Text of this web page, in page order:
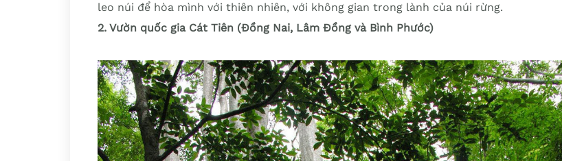
leo núi để hòa mình với thiên nhiên, với không gian trong lành của núi rừng.
2. Vườn quốc gia Cát Tiên (Đồng Nai, Lâm Đồng và Bình Phước)